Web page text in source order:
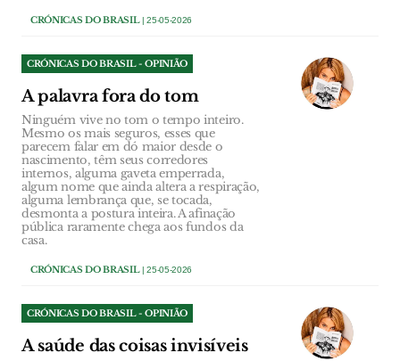
CRÓNICAS DO BRASIL| 25-05-2026
CRÓNICAS DO BRASIL - OPINIÃO
A palavra fora do tom
Ninguém vive no tom o tempo inteiro.
Mesmo os mais seguros, esses que
parecem falar em dó maior desde o
nascimento, têm seus corredores
internos, alguma gaveta emperrada,
algum nome que ainda altera a respiração,
alguma lembrança que, se tocada,
desmonta a postura inteira. A afinação
pública raramente chega aos fundos da
casa.
CRÓNICAS DO BRASIL| 25-05-2026
CRÓNICAS DO BRASIL - OPINIÃO
A saúde das coisas invisíveis